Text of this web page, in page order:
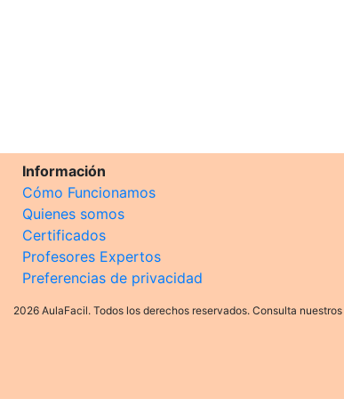
Información
Cómo Funcionamos
Quienes somos
Certificados
Profesores Expertos
Preferencias de privacidad
2026 AulaFacil. Todos los derechos reservados. Consulta nuestros